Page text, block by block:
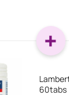
60tabs